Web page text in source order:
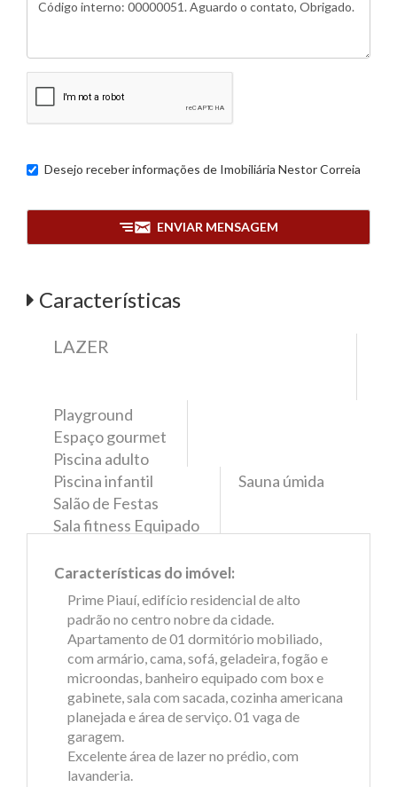
Desejo receber informações de Imobiliária Nestor Correia
ENVIAR MENSAGEM
Características
LAZER
Playground
Espaço gourmet
Piscina adulto
Piscina infantil
Salão de Festas
Sala fitness Equipado
Sauna úmida
Características do imóvel:
Prime Piauí, edifício residencial de alto
padrão no centro nobre da cidade.
Apartamento de 01 dormitório mobiliado,
com armário, cama, sofá, geladeira, fogão e
microondas, banheiro equipado com box e
gabinete, sala com sacada, cozinha americana
planejada e área de serviço. 01 vaga de
garagem.
Excelente área de lazer no prédio, com
lavanderia.